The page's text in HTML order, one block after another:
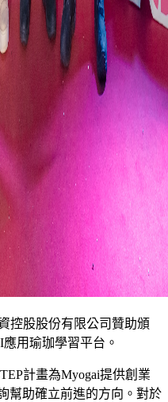
控股股份有限公司贊助頒
用瑜珈學習平台。
計畫為Myogai提供創業
幫助確立前進的方向。對於